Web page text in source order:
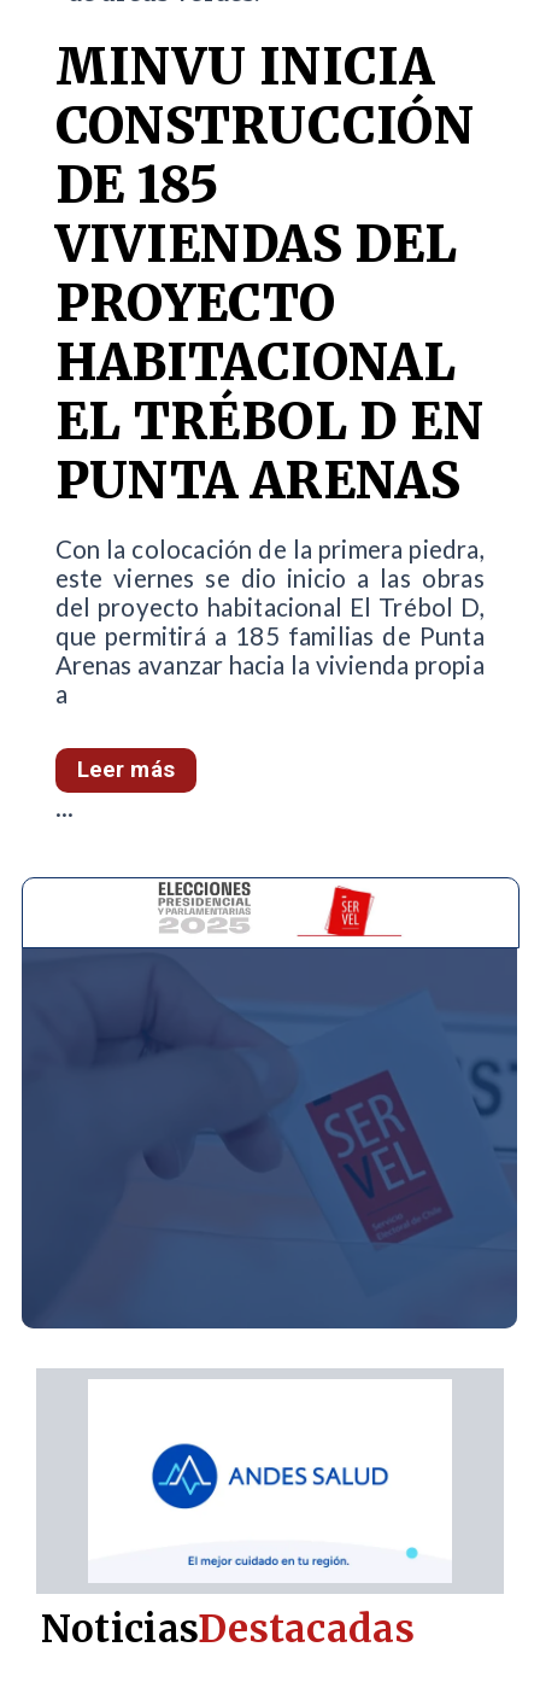
MINVU INICIA
CONSTRUCCIÓN
DE 185
VIVIENDAS DEL
PROYECTO
HABITACIONAL
EL TRÉBOL D EN
PUNTA ARENAS
Con la colocación de la primera piedra,
este viernes se dio inicio a las obras
del proyecto habitacional El Trébol D,
que permitirá a 185 familias de Punta
Arenas avanzar hacia la vivienda propia
a
Leer más
...
NoticiasDestacadas